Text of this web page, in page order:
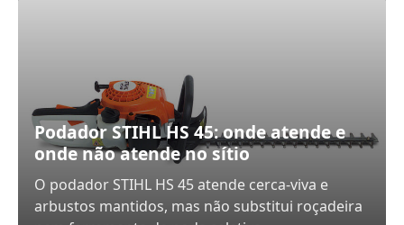
Podador STIHL HS 45: onde atende e
onde não atende no sítio
O podador STIHL HS 45 atende cerca-viva e
arbustos mantidos, mas não substitui roçadeira